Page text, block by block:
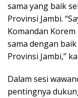
sama yang baik
Provinsi Jambi.
Komandan
sama dengan
Provinsi Jambi,”
Dalam sesi
pentingnya